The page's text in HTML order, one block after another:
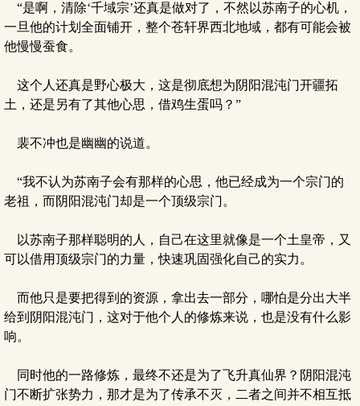
“是啊，清除‘千域宗’还真是做对了，不然以苏南子的心机，
一旦他的计划全面铺开，整个苍轩界西北地域，都有可能会被
他慢慢蚕食。
这个人还真是野心极大，这是彻底想为阴阳混沌门开疆拓
土，还是另有了其他心思，借鸡生蛋吗？”
裴不冲也是幽幽的说道。
“我不认为苏南子会有那样的心思，他已经成为一个宗门的
老祖，而阴阳混沌门却是一个顶级宗门。
以苏南子那样聪明的人，自己在这里就像是一个土皇帝，又
可以借用顶级宗门的力量，快速巩固强化自己的实力。
而他只是要把得到的资源，拿出去一部分，哪怕是分出大半
给到阴阳混沌门，这对于他个人的修炼来说，也是没有什么影
响。
同时他的一路修炼，最终不还是为了飞升真仙界？阴阳混沌
门不断扩张势力，那才是为了传承不灭，二者之间并不相互抵